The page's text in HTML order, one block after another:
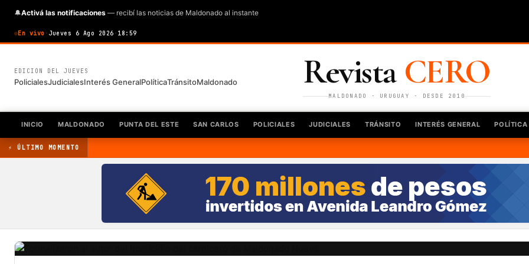
🔔Activá las notificaciones — recibí las noticias de Maldonado al instante
En vivo · Jueves 6 Ago 2026 · 18:59
EDICION DEL JUEVES
PolicialesJudicialesInterés GeneralPolíticaTránsitoMaldonado RevistaCERO
MALDONADO · URUGUAY · DESDE 2010
INICIO MALDONADO PUNTA DEL ESTE SAN CARLOS POLICIALES JUDICIALES TRÁNSITO INTERÉS GENERAL POLÍTICA
⚡ ÚLTIMO MOMENTO